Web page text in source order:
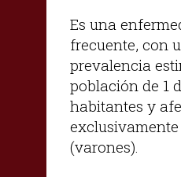
Es una
frecuente, con
prevalencia
población de 1
habitantes y
(varones).